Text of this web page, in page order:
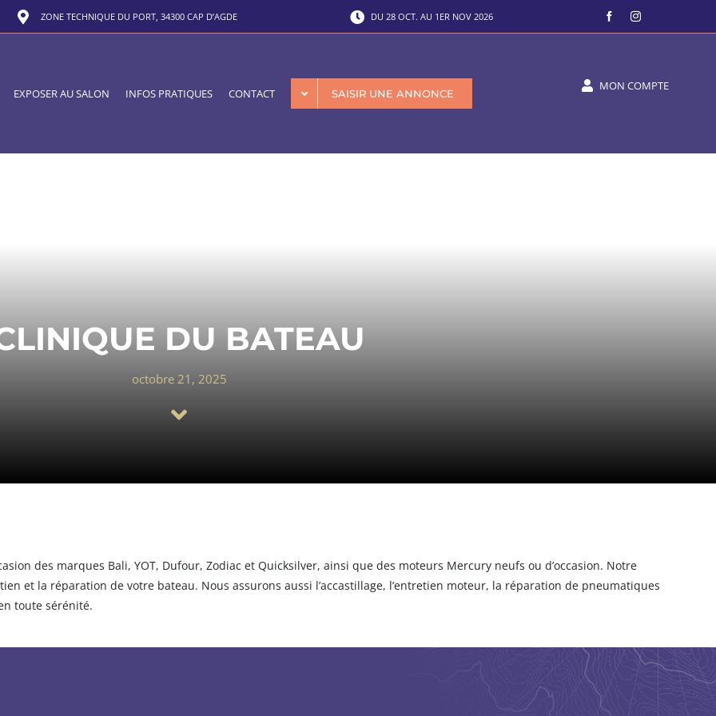
ZONE TECHNIQUE DU PORT, 34300 CAP D’AGDE DU 28 OCT. AU 1ER NOV 2026
EXPOSER AU SALON INFOS PRATIQUES CONTACT SAISIR UNE ANNONCE
MON COMPTE
DU BATEAU
octobre 21, 2025
des marques Bali, YOT, Dufour, Zodiac et Quicksilver, ainsi que des moteurs Mercury neufs ou d’occasion. Notre
et la réparation de votre bateau. Nous assurons aussi l’accastillage, l’entretien moteur, la réparation de pneumatiques
toute sérénité.